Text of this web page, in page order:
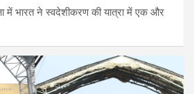
में भारत ने स्वदेशीकरण की यात्रा में एक और